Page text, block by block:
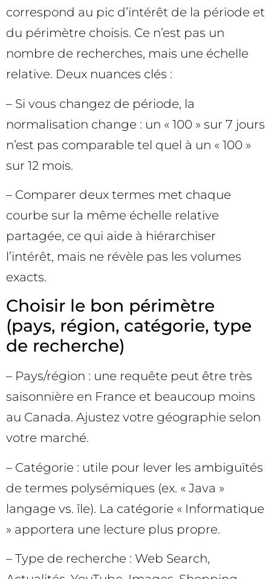
correspond au pic d’intérêt de la période et
du périmètre choisis. Ce n’est pas un
nombre de recherches, mais une échelle
relative. Deux nuances clés :
– Si vous changez de période, la
normalisation change : un « 100 » sur 7 jours
n’est pas comparable tel quel à un « 100 »
sur 12 mois.
– Comparer deux termes met chaque
courbe sur la même échelle relative
partagée, ce qui aide à hiérarchiser
l’intérêt, mais ne révèle pas les volumes
exacts.
Choisir le bon périmètre
(pays, région, catégorie, type
de recherche)
– Pays/région : une requête peut être très
saisonnière en France et beaucoup moins
au Canada. Ajustez votre géographie selon
votre marché.
– Catégorie : utile pour lever les ambiguïtés
de termes polysémiques (ex. « Java »
langage vs. île). La catégorie « Informatique
» apportera une lecture plus propre.
– Type de recherche : Web Search,